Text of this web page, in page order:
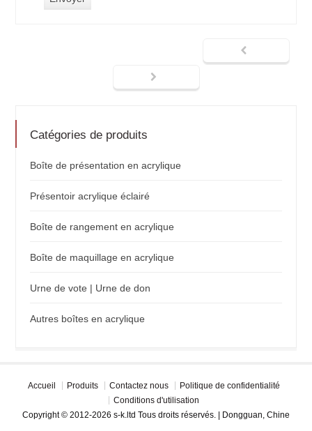
Catégories de produits
Boîte de présentation en acrylique
Présentoir acrylique éclairé
Boîte de rangement en acrylique
Boîte de maquillage en acrylique
Urne de vote | Urne de don
Autres boîtes en acrylique
Accueil Produits Contactez nous
Politique de confidentialité
Conditions d'utilisation
Copyright © 2012-2026 s-k.ltd Tous droits réservés. | Dongguan, Chine